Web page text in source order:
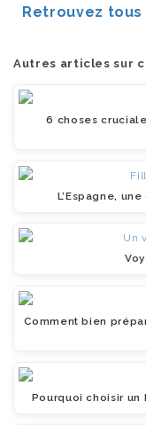
Retrouvez
Autres articles sur
6 choses
L’Espagne,
Comment bien
Pourquoi choisir un